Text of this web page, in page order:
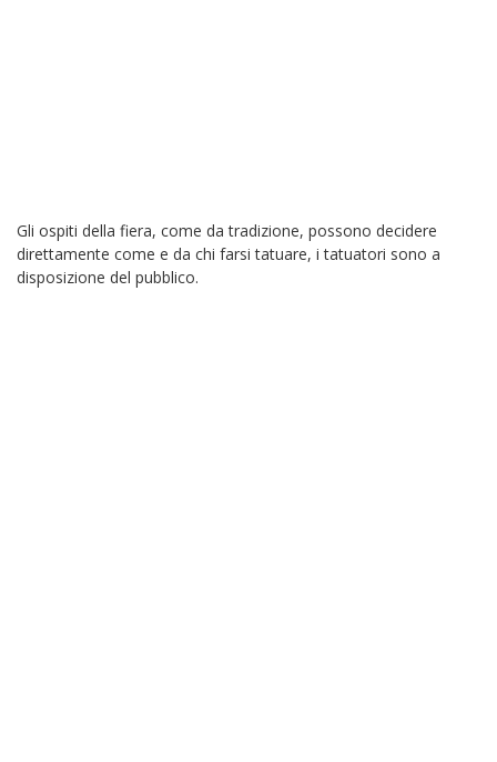
Gli ospiti della fiera, come da tradizione, possono decidere
direttamente come e da chi farsi tatuare, i tatuatori sono a
disposizione del pubblico.